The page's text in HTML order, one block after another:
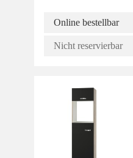
Online bestellbar
Nicht reservierbar